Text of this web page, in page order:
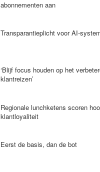
abonnementen aan
Transparantieplicht voor AI-
‘Blijf focus houden op het
klantreizen’
Regionale lunchketens scoren
klantloyaliteit
Eerst de basis, dan de bot